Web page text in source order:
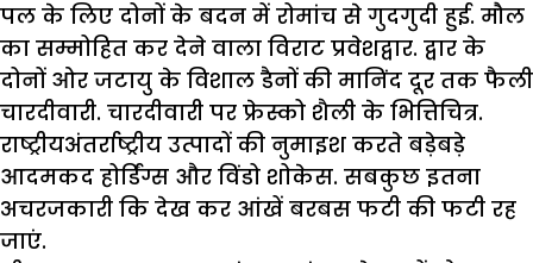
पल के लिए दोनों के बदन में रोमांच से गुदगुदी हुई. मौल
का सम्मोहित कर देने वाला विराट प्रवेशद्वार. द्वार के
दोनों ओर जटायु के विशाल डैनों की मानिंद दूर तक फैली
चारदीवारी. चारदीवारी पर फ्रेस्को शैली के भित्तिचित्र.
राष्ट्रीयअंतर्राष्ट्रीय उत्पादों की नुमाइश करते बड़ेबड़े
आदमकद होर्डिंग्स और विंडो शोकेस. सबकुछ इतना
अचरजकारी कि देख कर आंखें बरबस फटी की फटी रह
जाएं.